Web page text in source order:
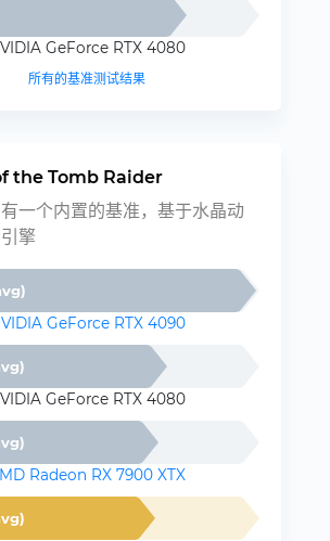
GeForce RTX 4080
所有的基准测试结果
the Tomb Raider
一个内置的基准，基于水晶动
擎
GeForce RTX 4090
GeForce RTX 4080
Radeon RX 7900 XTX